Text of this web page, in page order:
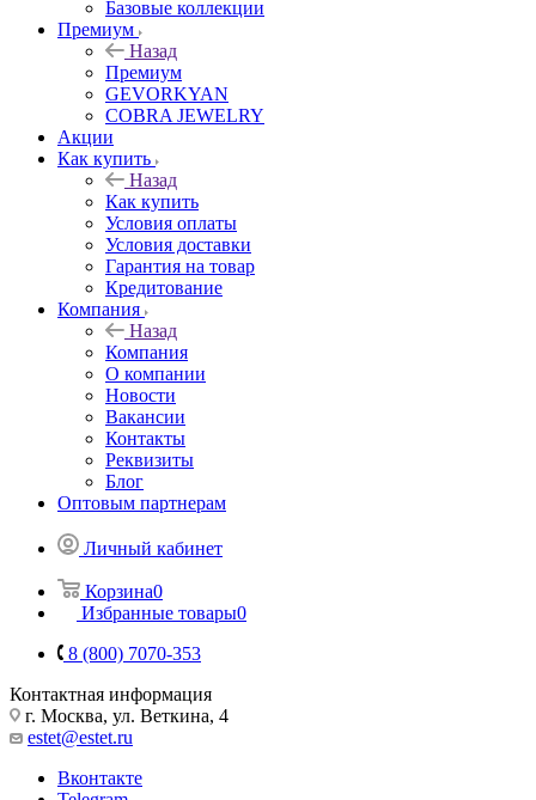
Базовые коллекции
Премиум
Назад
Премиум
GEVORKYAN
COBRA JEWELRY
Акции
Как купить
Назад
Как купить
Условия оплаты
Условия доставки
Гарантия на товар
Кредитование
Компания
Назад
Компания
О компании
Новости
Вакансии
Контакты
Реквизиты
Блог
Оптовым партнерам
Личный кабинет
Корзина0
Избранные товары0
8 (800) 7070-353
Контактная информация
г. Москва, ул. Веткина, 4
estet@estet.ru
Вконтакте